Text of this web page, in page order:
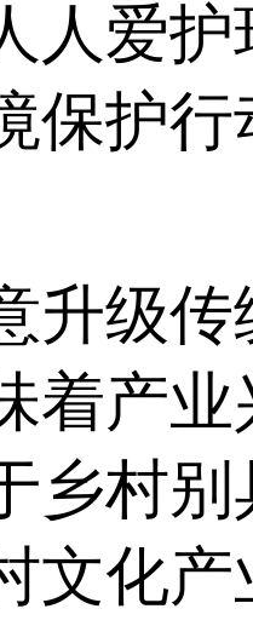
人爱
保护
级传
着产
乡村
文化